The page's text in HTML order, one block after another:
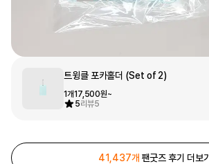
트윙클 포카홀더 (Set of 2)
1개17,500원~
5리뷰5
41,437개 팬굿즈 후기 더보기
반려동물
집업